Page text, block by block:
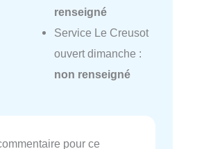
renseigné
Service Le Creusot
ouvert dimanche :
non renseigné
pour ce